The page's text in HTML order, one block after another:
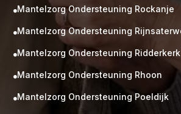
Mantelzorg Ondersteuning Rockanje
Mantelzorg Ondersteuning
Mantelzorg Ondersteuning Ridderkerk
Mantelzorg Ondersteuning Rhoon
Mantelzorg Ondersteuning Poeldijk